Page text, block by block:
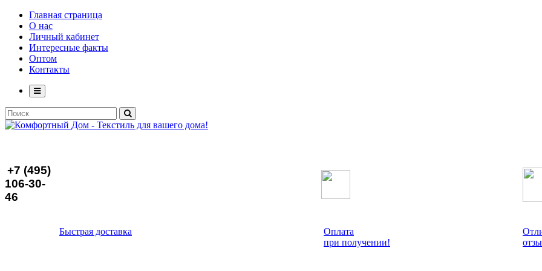
Главная страница
О нас
Личный кабинет
Интересные факты
Оптом
Контакты
Быстрая доставка
Оплата
при получении!
+7 (495)
106-30-
46